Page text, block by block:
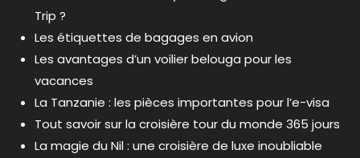
Trip ?
Les étiquettes de bagages en avion
Les avantages d’un voilier belouga pour les
vacances
La Tanzanie : les pièces importantes pour l’e-visa
Tout savoir sur la croisière tour du monde 365 jours
La magie du Nil : une croisière de luxe inoubliable